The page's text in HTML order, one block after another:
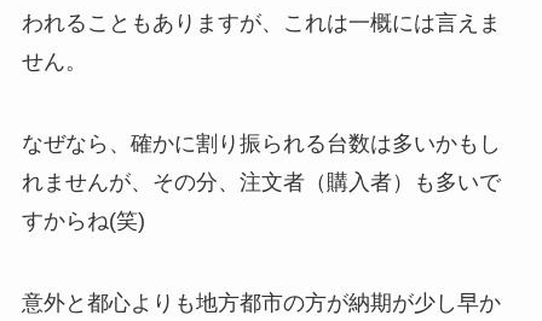
われることもありますが、これは一概には言えま
せん。
なぜなら、確かに割り振られる台数は多いかもし
れませんが、その分、注文者（購入者）も多いで
すからね(笑)
意外と都心よりも地方都市の方が納期が少し早か